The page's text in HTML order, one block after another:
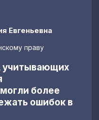
учитывающих
более
ошибок в
Евгеньевна
праву